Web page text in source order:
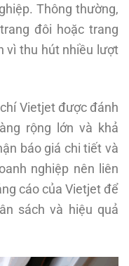
Thông thường,
đôi hoặc trang
vì thu hút nhiều lượt
Vietjet được đánh
rộng lớn và khả
báo giá chi tiết và
nghiệp nên liên
cáo của Vietjet để
sách và hiệu quả